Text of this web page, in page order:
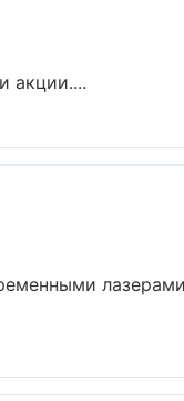
акции....